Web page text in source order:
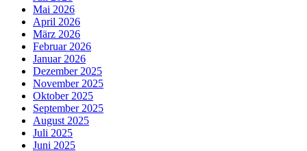
Mai 2026
April 2026
März 2026
Februar 2026
Januar 2026
Dezember 2025
November 2025
Oktober 2025
September 2025
August 2025
Juli 2025
Juni 2025